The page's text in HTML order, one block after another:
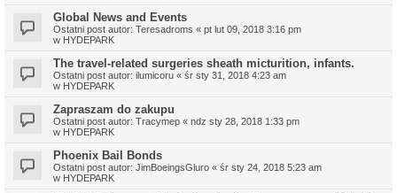
Global News and Events
Ostatni post autor: Teresadroms « pt lut 09, 2018 3:16 pm
w HYDEPARK
The travel-related surgeries sheath micturition, infants.
Ostatni post autor: ilumicoru « śr sty 31, 2018 4:23 am
w HYDEPARK
Zapraszam do zakupu
Ostatni post autor: Tracymep « ndz sty 28, 2018 1:33 pm
w HYDEPARK
Phoenix Bail Bonds
Ostatni post autor: JimBoeingsGluro « śr sty 24, 2018 5:23 am
w HYDEPARK